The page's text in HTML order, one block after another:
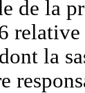
de la
la